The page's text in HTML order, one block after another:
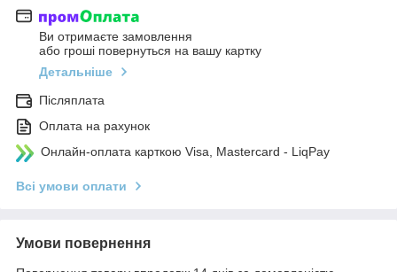
Ви отримаєте замовлення
або гроші повернуться на вашу картку
Детальніше
Післяплата
Оплата на рахунок
Онлайн-оплата карткою Visa, Mastercard - LiqPay
Всі умови оплати
Умови повернення